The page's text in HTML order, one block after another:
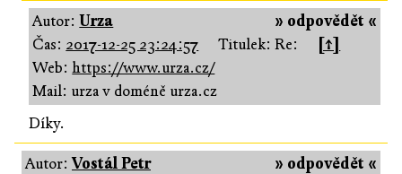
» odpovědět «
Autor:Urza
Čas: 2017-12-25 23:24:57 Titulek: Re:
[↑]
Web:https://www.urza.cz/
Mail: urza v doméně urza.cz
Díky.
» odpovědět «
Autor:Vostál Petr